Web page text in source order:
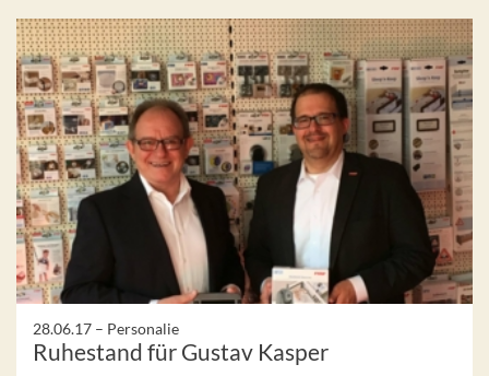
28.06.17 – Personalie
Ruhestand für Gustav Kasper